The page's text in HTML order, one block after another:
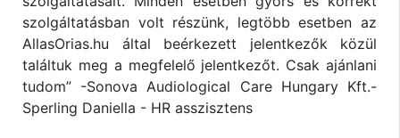
szolgáltatásban volt részünk, legtöbb esetben az
AllasOrias.hu által beérkezett jelentkezők közül
találtuk meg a megfelelő jelentkezőt. Csak ajánlani
tudom” -Sonova Audiological Care Hungary Kft.-
Sperling Daniella - HR asszisztens